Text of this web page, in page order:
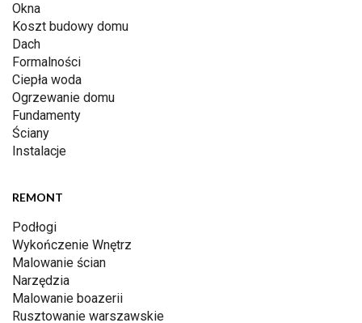
Okna
Koszt budowy domu
Dach
Formalności
Ciepła woda
Ogrzewanie domu
Fundamenty
Ściany
Instalacje
REMONT
Podłogi
Wykończenie Wnętrz
Malowanie ścian
Narzędzia
Malowanie boazerii
Rusztowanie warszawskie